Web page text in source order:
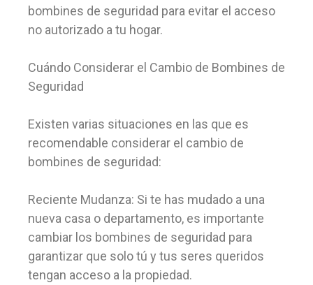
bombines de seguridad para evitar el acceso
no autorizado a tu hogar.
Cuándo Considerar el Cambio de Bombines de
Seguridad
Existen varias situaciones en las que es
recomendable considerar el cambio de
bombines de seguridad:
Reciente Mudanza: Si te has mudado a una
nueva casa o departamento, es importante
cambiar los bombines de seguridad para
garantizar que solo tú y tus seres queridos
tengan acceso a la propiedad.